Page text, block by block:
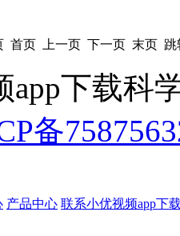
页 首页 上一页 下一页 末页
app下载
备
产品中心 联系小优视频app下